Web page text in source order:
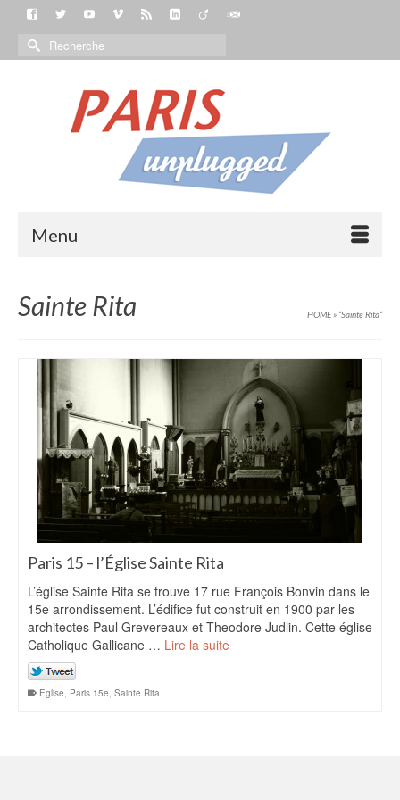
Menu
Sainte Rita HOME» “Sainte Rita“
Paris 15 – l’Église Sainte Rita
L’église Sainte Rita se trouve 17 rue François Bonvin dans le
15e arrondissement. L’édifice fut construit en 1900 par les
architectes Paul Grevereaux et Theodore Judlin. Cette église
Catholique Gallicane … Lire la suite
Eglise, Paris 15e, Sainte Rita